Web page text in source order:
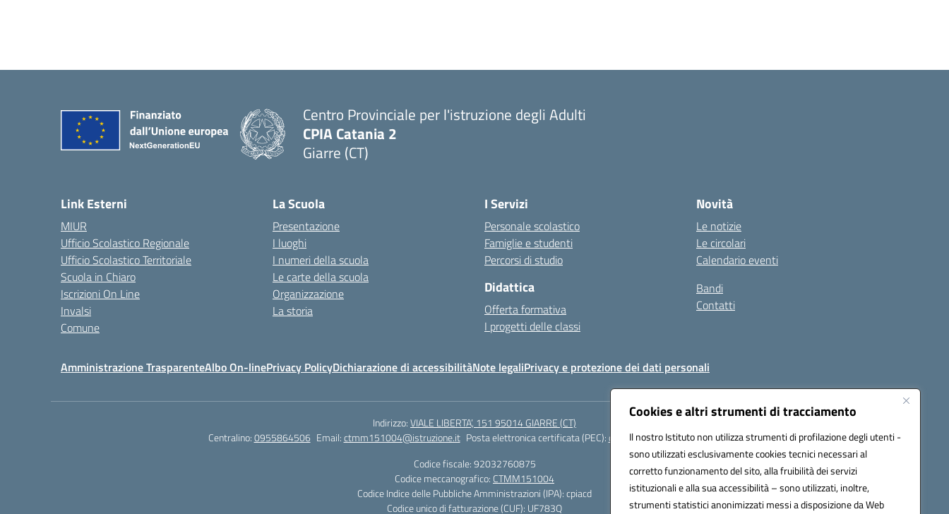
Cookies e altri strumenti di tracciamento
Il nostro Istituto non utilizza strumenti di profilazione degli utenti -
sono utilizzati esclusivamente cookies tecnici necessari al
corretto funzionamento del sito, alla fruibilità dei servizi
istituzionali e alla sua accessibilità – sono utilizzati, inoltre,
strumenti statistici anonimizzati messi a disposizione da Web
Centro Provinciale per l'istruzione degli Adulti
CPIA Catania 2
Giarre (CT)
Link Esterni
MIUR
Ufficio Scolastico Regionale
Ufficio Scolastico Territoriale
Scuola in Chiaro
Iscrizioni On Line
Invalsi
Comune
La Scuola
Presentazione
I luoghi
I numeri della scuola
Le carte della scuola
Organizzazione
La storia
I Servizi
Personale scolastico
Famiglie e studenti
Percorsi di studio
Didattica
Offerta formativa
I progetti delle classi
Novità
Le notizie
Le circolari
Calendario eventi
Bandi
Contatti
Amministrazione TrasparenteAlbo On-linePrivacy PolicyDichiarazione di accessibilitàNote legaliPrivacy e protezione dei dati personali
Indirizzo:VIALE LIBERTA’, 151 95014 GIARRE (CT)
Centralino:0955864506 Email:ctmm151004@istruzione.it Posta elettronica certificata (PEC):ctmm151004@pec.istruzione.it
Codice fiscale: 92032760875
Codice meccanografico: CTMM151004
Codice Indice delle Pubbliche Amministrazioni (IPA): cpiacd
Codice unico di fatturazione (CUF): UF783Q